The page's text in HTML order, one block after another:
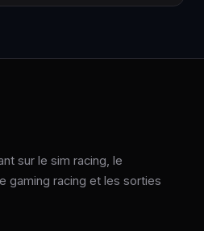
sur le sim racing, le
gaming racing et les sorties